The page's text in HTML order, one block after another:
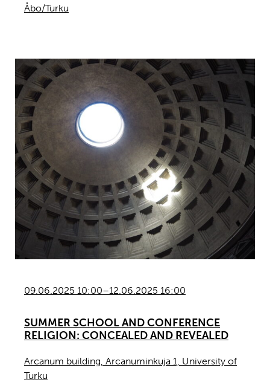
Åbo/Turku
09.06.2025 10:00–12.06.2025 16:00
SUMMER SCHOOL AND CONFERENCE
RELIGION: CONCEALED AND REVEALED
Arcanum building, Arcanuminkuja 1, University of
Turku